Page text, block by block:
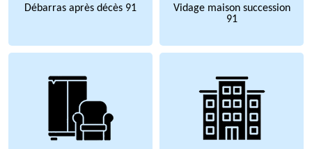
Débarras après décès 91
Vidage maison succession
91